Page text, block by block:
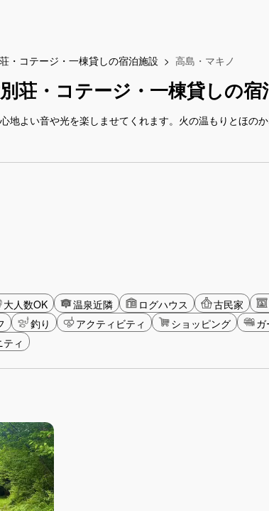
・コテージ・一棟貸しの宿泊施設 高島・マキノ
荘・コテージ・一棟貸しの宿
よい音や光を楽しませてくれます。火の温もりとほのか
大人数OK 温泉近隣 ログハウス 古民家
釣り アクティビティ ショッピング
ィ